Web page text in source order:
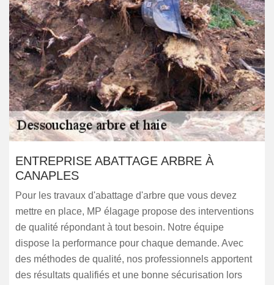
ENTREPRISE ABATTAGE ARBRE À
CANAPLES
Pour les travaux d'abattage d'arbre que vous devez
mettre en place, MP élagage propose des interventions
de qualité répondant à tout besoin. Notre équipe
dispose la performance pour chaque demande. Avec
des méthodes de qualité, nos professionnels apportent
des résultats qualifiés et une bonne sécurisation lors